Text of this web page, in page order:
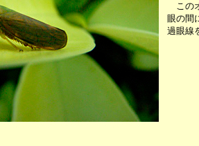
この
眼の間
過眼線